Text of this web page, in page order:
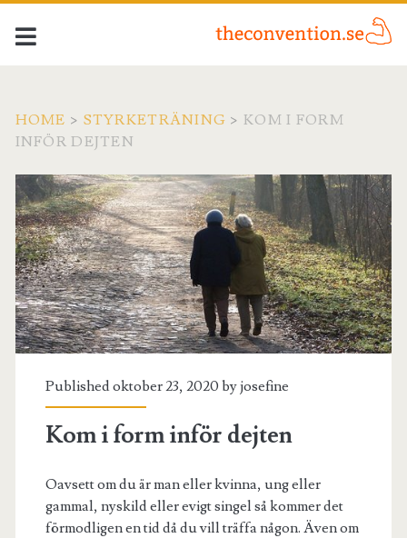
HOME > STYRKETRÄNING > KOM I FORM
INFÖR DEJTEN
Published oktober 23, 2020 byjosefine
Kom i form inför dejten
Oavsett om du är man eller kvinna, ung eller
gammal, nyskild eller evigt singel så kommer det
förmodligen en tid då du vill träffa någon. Även om